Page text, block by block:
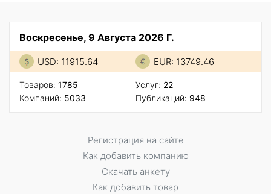
Воскресенье, 9 Августа 2026 Г.
USD: 11915.64 EUR: 13749.46
Товаров: 1785
Компаний: 5033
Услуг: 22
Публикаций: 948
Регистрация на сайте
Как добавить компанию
Скачать анкету
Как добавить товар